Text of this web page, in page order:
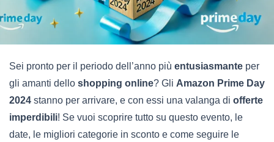
Sei pronto per il periodo dell’anno più entusiasmante per
gli amanti dello shopping online? Gli Amazon Prime Day
2024 stanno per arrivare, e con essi una valanga di offerte
imperdibili! Se vuoi scoprire tutto su questo evento, le
date, le migliori categorie in sconto e come seguire le